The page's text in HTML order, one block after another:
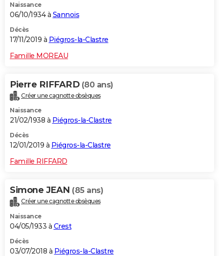
Naissance
06/10/1934 à Sannois
Décès
17/11/2019 à Piégros-la-Clastre
Famille MOREAU
Pierre RIFFARD (80 ans)
Créer une cagnotte obsèques
Naissance
21/02/1938 à Piégros-la-Clastre
Décès
12/01/2019 à Piégros-la-Clastre
Famille RIFFARD
Simone JEAN (85 ans)
Créer une cagnotte obsèques
Naissance
04/05/1933 à Crest
Décès
03/07/2018 à Piégros-la-Clastre